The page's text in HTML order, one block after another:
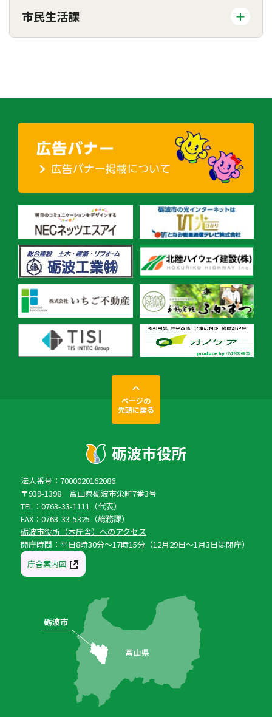
市民生活課
ページの
先頭に戻る
法人番号：7000020162086
〒939-1398 富山県砺波市栄町7番3号
TEL：0763-33-1111（代表）
FAX：0763-33-5325（総務課）
砺波市役所（本庁舎）へのアクセス
開庁時間：平日8時30分〜17時15分（12月29日〜1月3日は閉庁）
庁舎案内図